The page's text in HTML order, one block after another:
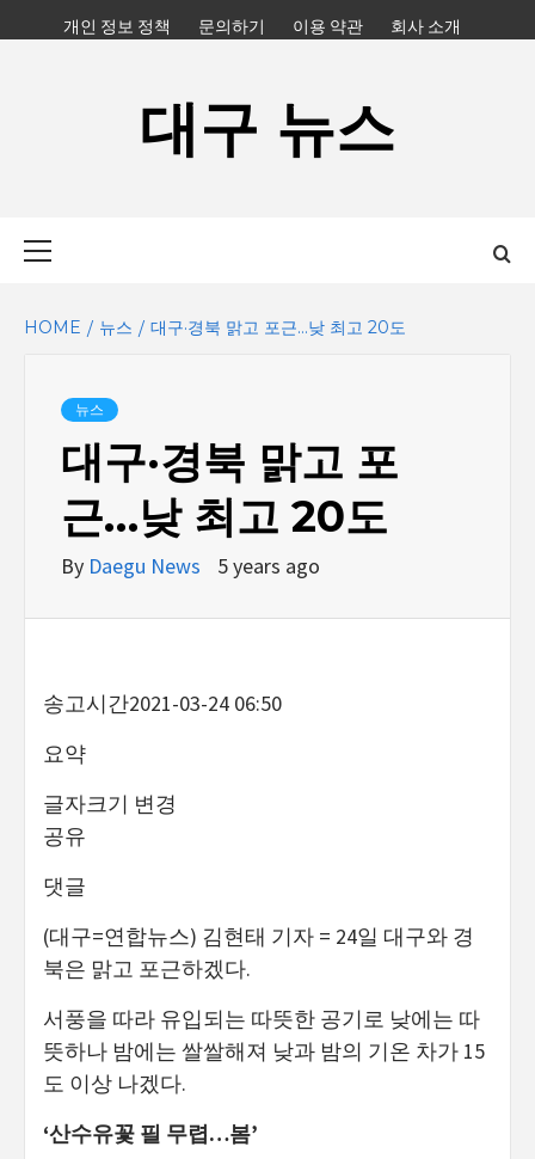
to
개인 정보 정책 문의하기 이용 약관 회사 소개
대구 뉴스
HOME 뉴스 대구·경북 맑고 포근…낮 최고 20도
뉴스
대구·경북 맑고 포
근…낮 최고 20도
By Daegu News 5 years ago
송고시간2021-03-24 06:50
요약
글자크기 변경
공유
댓글
(대구=연합뉴스) 김현태 기자 = 24일 대구와 경
북은 맑고 포근하겠다.
서풍을 따라 유입되는 따뜻한 공기로 낮에는 따
뜻하나 밤에는 쌀쌀해져 낮과 밤의 기온 차가 15
도 이상 나겠다.
‘산수유꽃 필 무렵…봄’